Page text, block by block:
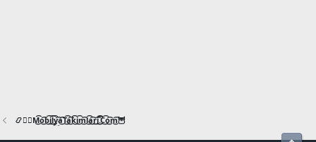
📿🧙‍♂️M͜͡o͜͡b͜͡i͜͡l͜͡y͜͡a͜͡T͜͡a͜͡k͜͡i͜͡m͜͡l͜͡a͜͡r͜͡i͜͡.͜͡C͜͡o͜͡m͜͡🦉